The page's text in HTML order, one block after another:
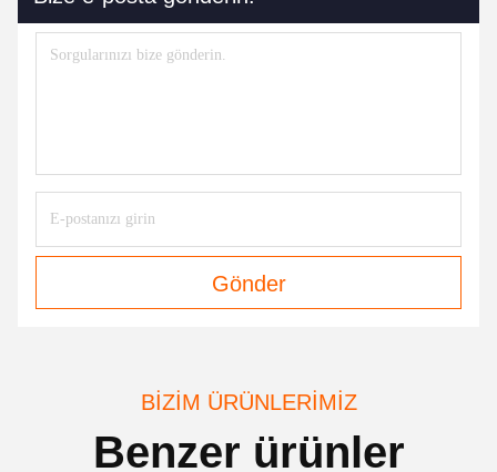
Gönder
BIZIM ÜRÜNLERIMIZ
Benzer ürünler